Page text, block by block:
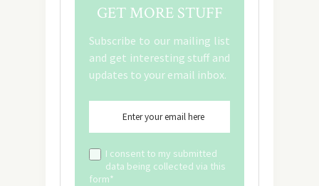
GET MORE STUFF
Subscribe to our mailing list
and get interesting stuff and
updates to your email inbox.
I consent to my submitted
data being collected via this
form*